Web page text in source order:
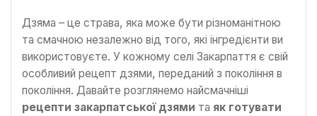
Дзяма – це страва, яка може бути різноманітною
та смачною незалежно від того, які інгредієнти ви
використовуєте. У кожному селі Закарпаття є свій
особливий рецепт дзями, переданий з покоління в
покоління. Давайте розглянемо найсмачніші
рецепти закарпатської дзями та як готувати